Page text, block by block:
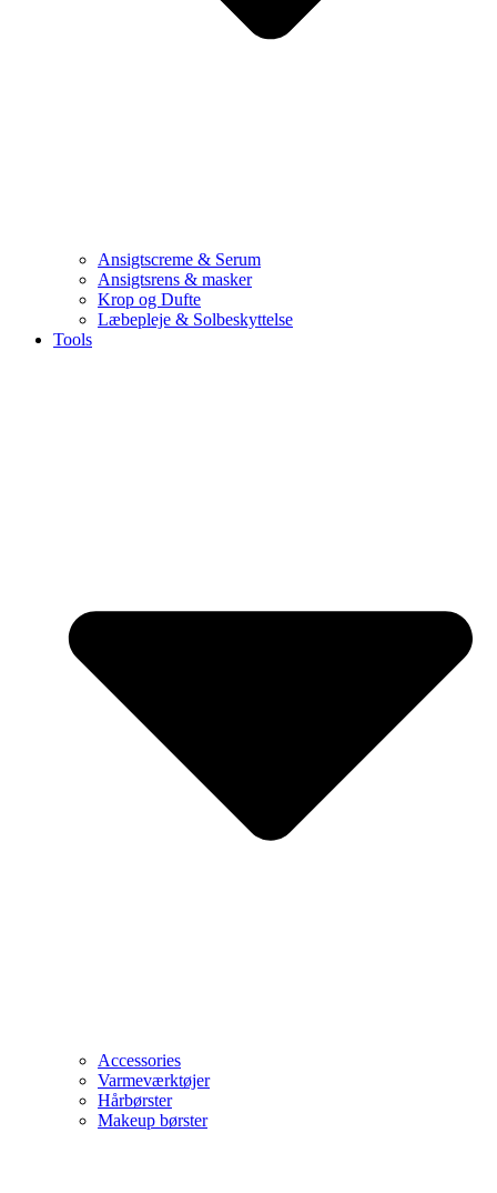
Ansigtscreme & Serum
Ansigtsrens & masker
Krop og Dufte
Læbepleje & Solbeskyttelse
Tools
Accessories
Varmeværktøjer
Hårbørster
Makeup børster